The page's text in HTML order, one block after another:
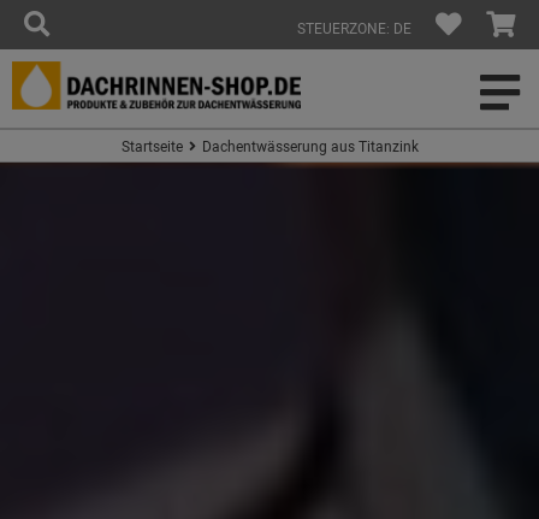
STEUERZONE: DE
Startseite Dachentwässerung aus Titanzink